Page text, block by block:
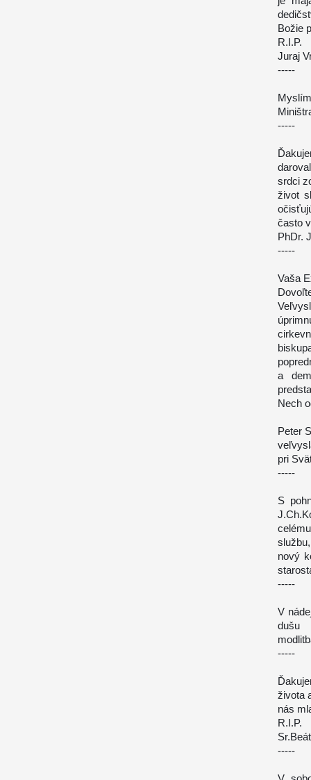
Božie
R.I.P.
Juraj
-----
-----
srdci
život
často
PhDr.
-----
Vaša
a
Nech
Peter
pri
-----
S
nový
-----
V
dušu
-----
života
nás
R.I.P.
-----